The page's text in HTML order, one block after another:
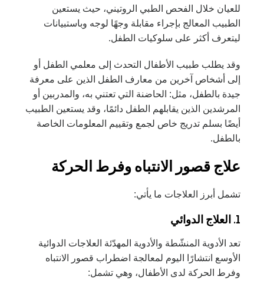
للعيان خلال الفحص الطبي الروتيني، حيث يستعين
الطبيب المعالج بإجراء مقابلة وجهًا لوجه وباستبيانات
ليتعرف أكثر على سلوكيات الطفل.
وقد يطلب طبيب الأطفال التحدث إلى معلمي الطفل أو
إلى أشخاص آخرين من معارف الطفل الذين على معرفة
جيدة بالطفل، مثل: الحاضنة التي تعتني به، والمدربين أو
المرشدين الذين يقابلهم الطفل دائمًا، وقد يستعين الطبيب
أيضًا بسلم تدريج خاص لجمع وتقييم المعلومات الخاصة
بالطفل.
علاج قصور الانتباه وفرط الحركة
تشمل أبرز العلاجات ما يأتي:
1. العلاج الدوائي
تعد الأدوية المنشّطة والأدوية المهدّئة العلاجات الدوائية
الأوسع انتشارًا اليوم لمعالجة اضطراب قصور الانتباه
وفرط الحركة لدى الأطفال، وهي تشمل: